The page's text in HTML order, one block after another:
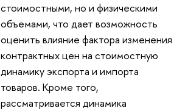
стоимостными, но и физическими
объемами, что дает возможность
оценить влияние фактора изменения
контрактных цен на стоимостную
динамику экспорта и импорта
товаров. Кроме того,
рассматривается динамика